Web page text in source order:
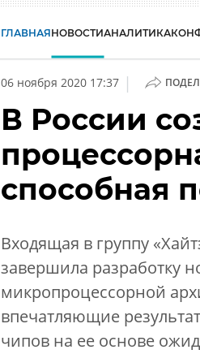
ГЛАВНАЯНОВОСТИАНАЛИТИКА
06 ноября 2020 17:37 |
В России
способная
Входящая в группу
завершила разработку
микропроцессорной
впечатляющие
чипов на ее основе